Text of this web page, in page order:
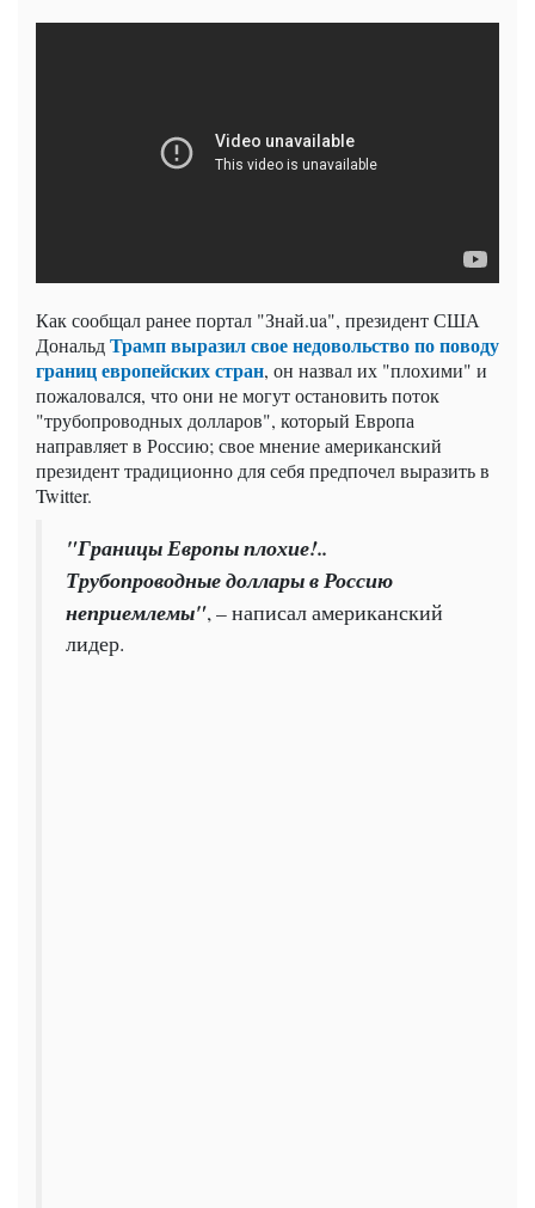
Как сообщал ранее портал "Знай.ua", президент США
ДональдТрамп выразил свое недовольство по поводу
границ европейских стран, он назвал их "плохими" и
пожаловался, что они не могут остановить поток
"трубопроводных долларов", который Европа
направляет в Россию; свое мнение американский
президент традиционно для себя предпочел выразить в
Twitter.
"Границы Европы плохие!..
Трубопроводные доллары в Россию
неприемлемы", – написал американский
лидер.